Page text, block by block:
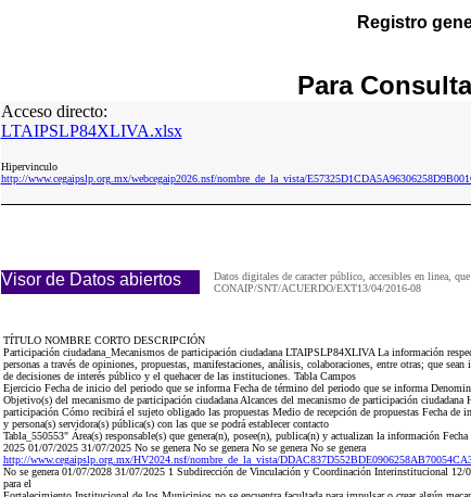
Registro
Para
Acceso directo:
LTAIPSLP84XLIVA.xlsx
Hipervinculo
http://www.cegaipslp.org.mx/webcegaip2026.nsf/nombre_de_la_vista/
Visor de Datos abiertos
Datos digitales de caracter público, accesibles en linea,
CONAIP/SNT/ACUERDO/EXT13/04/2016-08
TÍTULO NOMBRE CORTO DESCRIPCIÓN
Participación ciudadana_Mecanismos de participación ciudadana LTAIPSLP84XLIVA La información
personas a través de opiniones, propuestas, manifestaciones, análisis, colaboraciones, entre otras; que
de decisiones de interés público y el quehacer de las instituciones. Tabla Campos
Ejercicio Fecha de inicio del periodo que se informa Fecha de término del periodo que se informa
Objetivo(s) del mecanismo de participación ciudadana Alcances del mecanismo de participación
participación Cómo recibirá el sujeto obligado las propuestas Medio de recepción de propuestas Fecha de
y persona(s) servidora(s) pública(s) con las que se podrá establecer contacto
Tabla_550553" Área(s) responsable(s) que genera(n), posee(n), publica(n) y actualizan la información
2025 01/07/2025 31/07/2025 No se genera No se genera No se genera No se genera
http://www.cegaipslp.org.mx/HV2024.nsf/nombre_de_la_vista/
No se genera 01/07/2028 31/07/2025 1 Subdirección de Vinculación y Coordinación Interinstitucional
para el